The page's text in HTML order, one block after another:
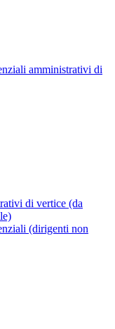
amministrativi di
di vertice (da
(dirigenti non